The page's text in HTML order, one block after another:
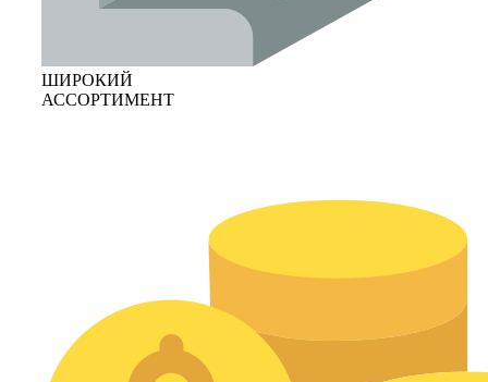
ШИРОКИЙ
АССОРТИМЕНТ